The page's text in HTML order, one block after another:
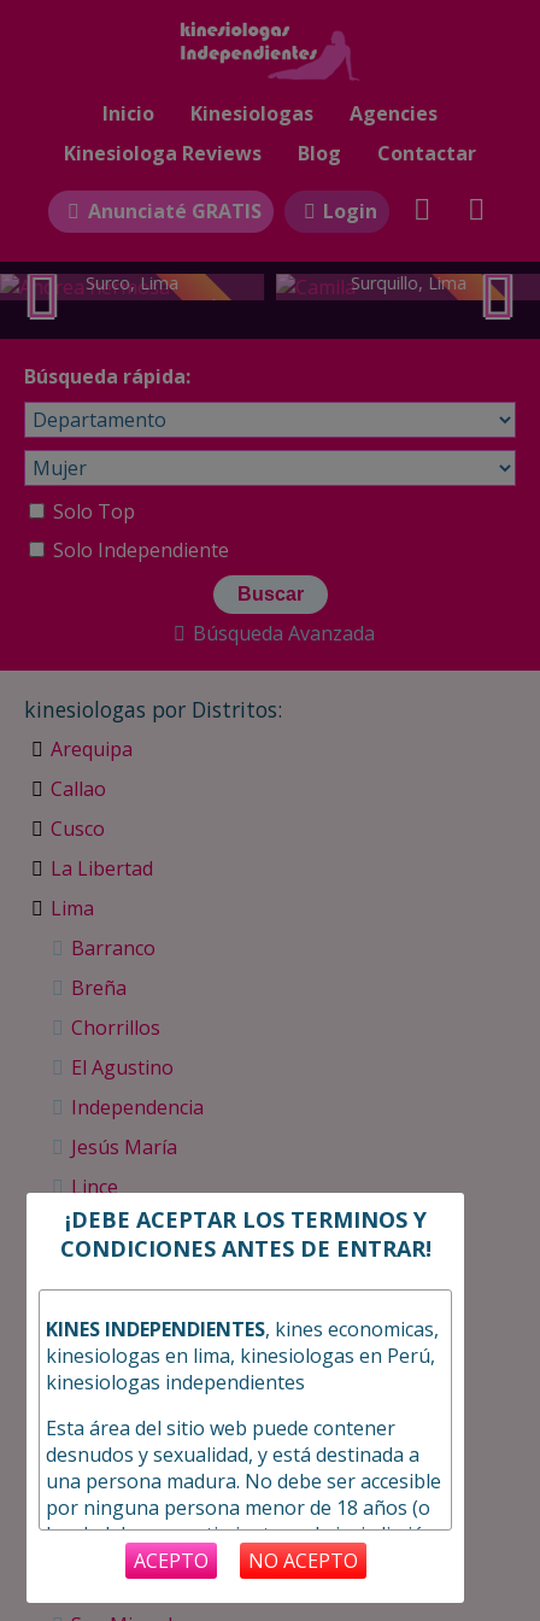
Inicio Kinesiologas
Agencies
Kinesiologa Reviews
Blog Contactar
Anunciaté GRATIS Login
Andrea hermosa kine
Surco, Lima
TOP
Camila
Surquillo, Lima
kinesiologas por Distritos:
Arequipa
Callao
Cusco
La Libertad
Lima
Barranco
Breña
Chorrillos
El Agustino
Independencia
Jesús María
Lince
Los Olivos
Puente Piedra
Rimac
San Borja
San Isidro
San Juan de Lurigancho
San Juan de Miraflores
San Martin de Porres
Búsqueda rápida:
Solo Top
Solo Independiente
Búsqueda Avanzada
¡DEBE ACEPTAR LOS TERMINOS Y
CONDICIONES ANTES DE ENTRAR!
KINES INDEPENDIENTES, kines economicas,
kinesiologas en lima, kinesiologas en Perú,
kinesiologas independientes
Esta área del sitio web puede contener
desnudos y sexualidad, y está destinada a
una persona madura. No debe ser accesible
por ninguna persona menor de 18 años (o
la edad de consentimiento en la jurisdicción
desde la que se accede).
Tengo más de 18 años y tengo el derecho
ACEPTO NO ACEPTO